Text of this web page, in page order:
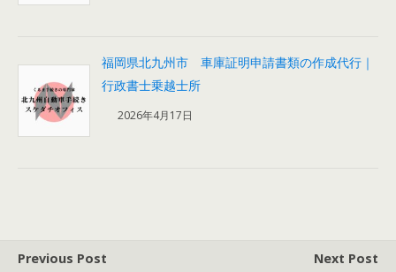
福岡県北九州市 車庫証明申請書類の作成代行｜
行政書士乗越士所
2026年4月17日
Previous Post
Next Post